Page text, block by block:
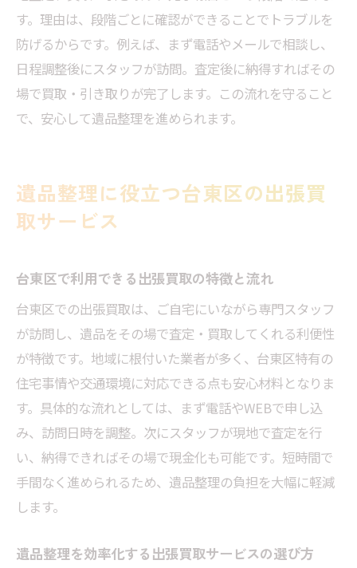
す。理由は、段階ごとに確認ができることでトラブルを
防げるからです。例えば、まず電話やメールで相談し、
日程調整後にスタッフが訪問。査定後に納得すればその
場で買取・引き取りが完了します。この流れを守ること
で、安心して遺品整理を進められます。
遺品整理に役立つ台東区の出張買
取サービス
台東区で利用できる出張買取の特徴と流れ
台東区での出張買取は、ご自宅にいながら専門スタッフ
が訪問し、遺品をその場で査定・買取してくれる利便性
が特徴です。地域に根付いた業者が多く、台東区特有の
住宅事情や交通環境に対応できる点も安心材料となりま
す。具体的な流れとしては、まず電話やWEBで申し込
み、訪問日時を調整。次にスタッフが現地で査定を行
い、納得できればその場で現金化も可能です。短時間で
手間なく進められるため、遺品整理の負担を大幅に軽減
します。
遺品整理を効率化する出張買取サービスの選び方